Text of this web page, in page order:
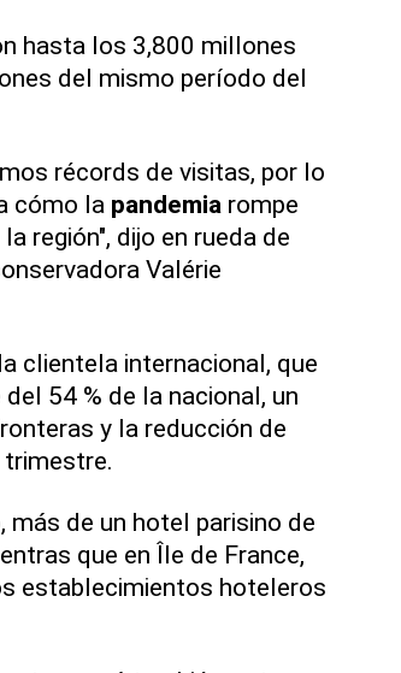
hasta los 3,800 millones
del mismo período del
récords de visitas, por lo
cómo la pandemia rompe
región", dijo en rueda de
Valérie
clientela internacional, que
54 % de la nacional, un
y la reducción de
trimestre.
más de un hotel parisino de
que en Île de France,
establecimientos hoteleros